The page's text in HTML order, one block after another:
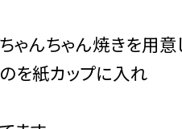
んちゃん焼きを用意
を紙カップに入れ